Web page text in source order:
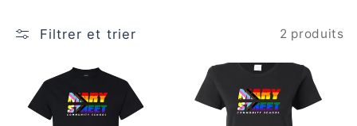
c
Filtrer et trier 2 produits